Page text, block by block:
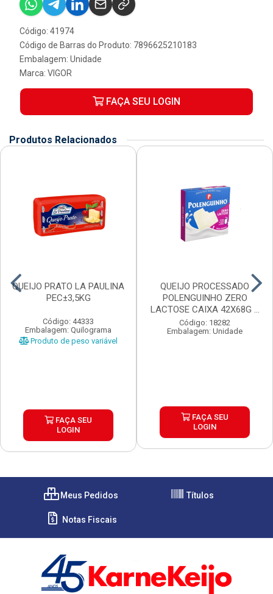
Código: 41974
Código de Barras do Produto: 7896625210183
Embalagem: Unidade
Marca: VIGOR
FAÇA SEU LOGIN
Produtos Relacionados
QUEIJO PRATO LA PAULINA
PEC±3,5KG
Código: 44333
Embalagem: Quilograma
Produto de peso variável
FAÇA SEU
LOGIN
QUEIJO PROCESSADO
POLENGUINHO ZERO
LACTOSE CAIXA 42X68G 4
UN...
Código: 18282
Embalagem: Unidade
FAÇA SEU
LOGIN
Meus Pedidos Títulos
Notas Fiscais